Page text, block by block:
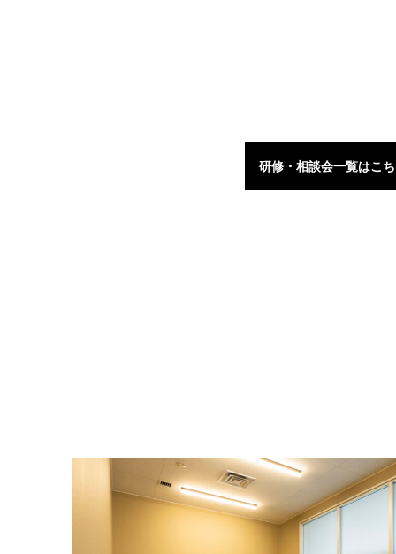
研修・相談会一覧はこ